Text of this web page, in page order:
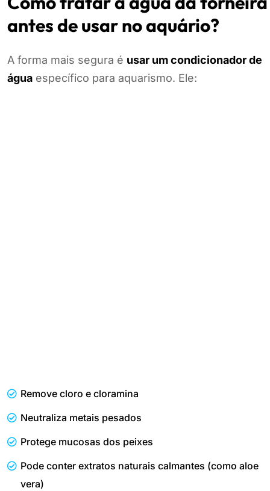
antes de usar no aquário?
A forma mais segura é usar um condicionador de
água específico para aquarismo. Ele:
Remove cloro e cloramina
Neutraliza metais pesados
Protege mucosas dos peixes
Pode conter extratos naturais calmantes (como aloe
vera)